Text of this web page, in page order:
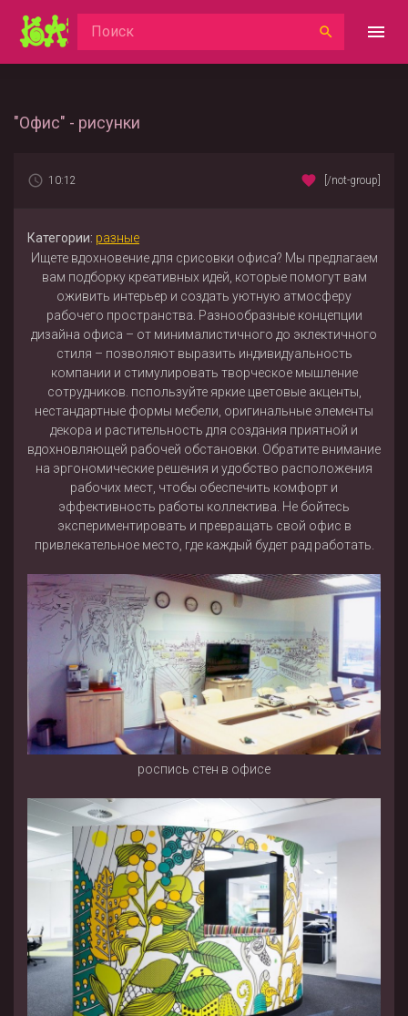
"Офис" - рисунки
10:12 [/not-group]
Категории: разные
Ищете вдохновение для срисовки офиса? Мы предлагаем
вам подборку креативных идей, которые помогут вам
оживить интерьер и создать уютную атмосферу
рабочего пространства. Разнообразные концепции
дизайна офиса – от минималистичного до эклектичного
стиля – позволяют выразить индивидуальность
компании и стимулировать творческое мышление
сотрудников. пспользуйте яркие цветовые акценты,
нестандартные формы мебели, оригинальные элементы
декора и растительность для создания приятной и
вдохновляющей рабочей обстановки. Обратите внимание
на эргономические решения и удобство расположения
рабочих мест, чтобы обеспечить комфорт и
эффективность работы коллектива. Не бойтесь
экспериментировать и превращать свой офис в
привлекательное место, где каждый будет рад работать.
роспись стен в офисе